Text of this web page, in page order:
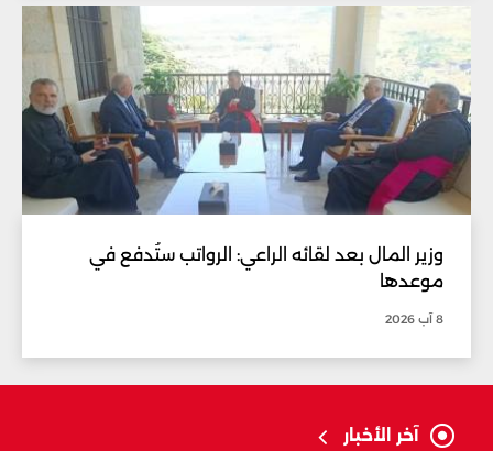
وزير المال بعد لقائه الراعي: الرواتب ستُدفع في
موعدها
8 آب 2026
آخر الأخبار